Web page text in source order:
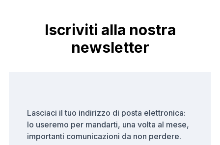
Iscriviti alla nostra
newsletter
Lasciaci il tuo indirizzo di posta elettronica:
lo useremo per mandarti, una volta al mese,
importanti comunicazioni da non perdere.